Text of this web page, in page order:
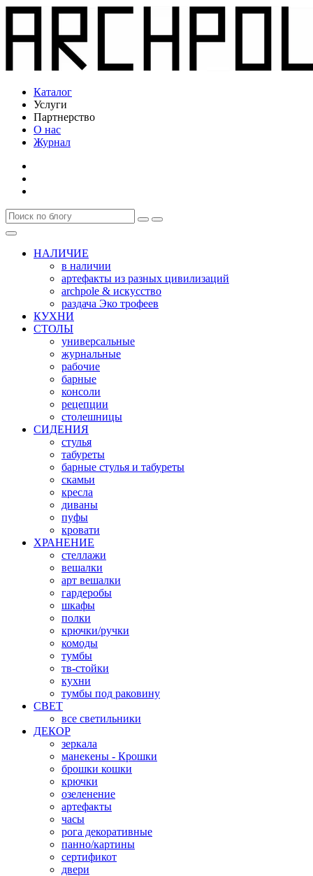
Каталог
Услуги
Партнерство
О нас
Журнал
НАЛИЧИЕ
в наличии
артефакты из разных цивилизаций
archpole & искусство
раздача Эко трофеев
КУХНИ
СТОЛЫ
универсальные
журнальные
рабочие
барные
консоли
рецепции
столешницы
СИДЕНИЯ
стулья
табуреты
барные стулья и табуреты
скамьи
кресла
диваны
пуфы
кровати
ХРАНЕНИЕ
стеллажи
вешалки
арт вешалки
гардеробы
шкафы
полки
крючки/ручки
комоды
тумбы
тв-стойки
кухни
тумбы под раковину
СВЕТ
все светильники
ДЕКОР
зеркала
манекены - Крошки
брошки кошки
крючки
озеленение
артефакты
часы
рога декоративные
панно/картины
сертификот
двери